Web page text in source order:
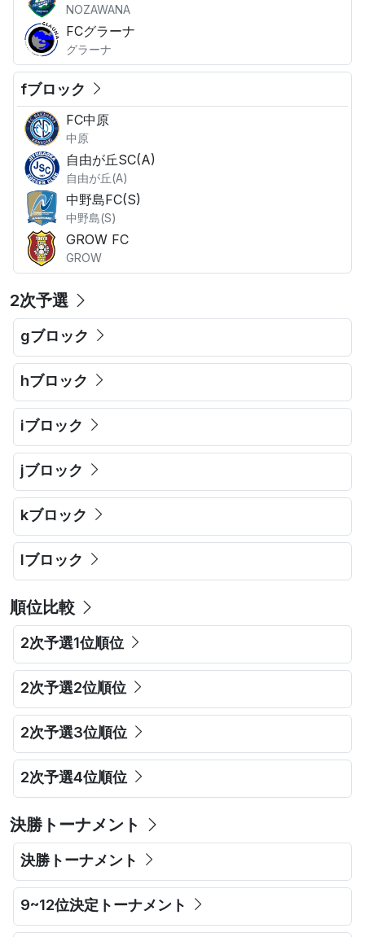
NOZAWANA
FCグラーナ
グラーナ
fブロック
FC中原
中原
自由が丘SC(A)
自由が丘(A)
中野島FC(S)
中野島(S)
GROW FC
GROW
2次予選
gブロック
hブロック
iブロック
jブロック
kブロック
lブロック
順位比較
2次予選1位順位
2次予選2位順位
2次予選3位順位
2次予選4位順位
決勝トーナメント
決勝トーナメント
9~12位決定トーナメント